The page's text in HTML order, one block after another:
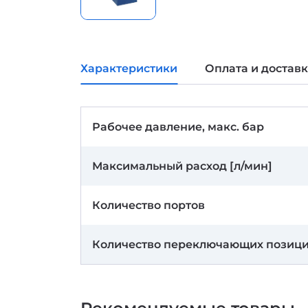
Характеристики Оплата и
Рабочее давление, макс. бар
Максимальный расход [л/мин]
Количество портов
Количество переключающих